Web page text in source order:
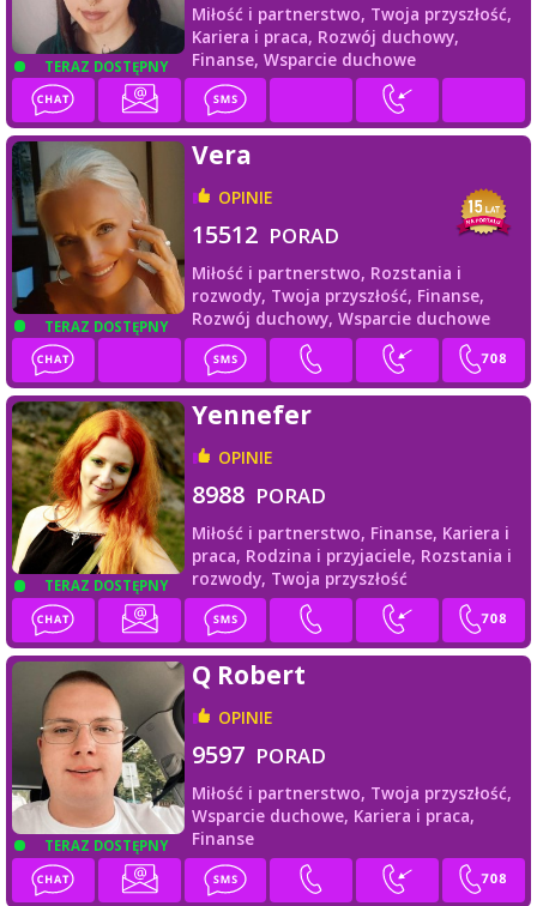
TERAZ DOSTĘPNY
Miłość i partnerstwo, Twoja przyszłość,
Kariera i praca, Rozwój duchowy,
Finanse, Wsparcie duchowe
TERAZ DOSTĘPNY
Vera
OPINIE
15512 PORAD
Miłość i partnerstwo, Rozstania i
rozwody, Twoja przyszłość, Finanse,
Rozwój duchowy, Wsparcie duchowe
TERAZ DOSTĘPNY
Yennefer
OPINIE
8988 PORAD
Miłość i partnerstwo, Finanse, Kariera i
praca, Rodzina i przyjaciele, Rozstania i
rozwody, Twoja przyszłość
TERAZ DOSTĘPNY
Q Robert
OPINIE
9597 PORAD
Miłość i partnerstwo, Twoja przyszłość,
Wsparcie duchowe, Kariera i praca,
Finanse